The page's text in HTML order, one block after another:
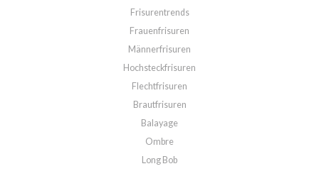
Frisurentrends
Frauenfrisuren
Männerfrisuren
Hochsteckfrisuren
Flechtfrisuren
Brautfrisuren
Balayage
Ombre
Long Bob